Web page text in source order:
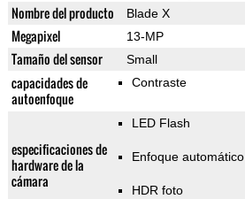
Nombre del producto Blade X
Megapixel 13-MP
Tamaño del sensor Small
capacidades de
autoenfoque
Contraste
especificaciones de
hardware de la
cámara
LED Flash
Enfoque automático
HDR foto